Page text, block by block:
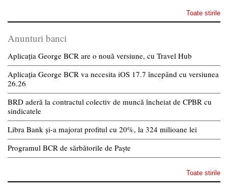
Toate stirile
Anunturi banci
Aplicația George BCR are o nouă versiune, cu Travel Hub
Aplicația George BCR va necesita iOS 17.7 începând cu versiunea
26.26
BRD aderă la contractul colectiv de muncă încheiat de CPBR cu
sindicatele
Libra Bank și-a majorat profitul cu 20%, la 324 milioane lei
Programul BCR de sărbătorile de Paște
Toate stirile